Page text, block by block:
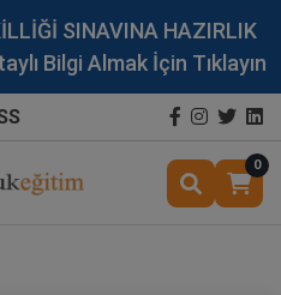
SINAVINA HAZIRLIK
Bilgi Almak İçin Tıklayın
0